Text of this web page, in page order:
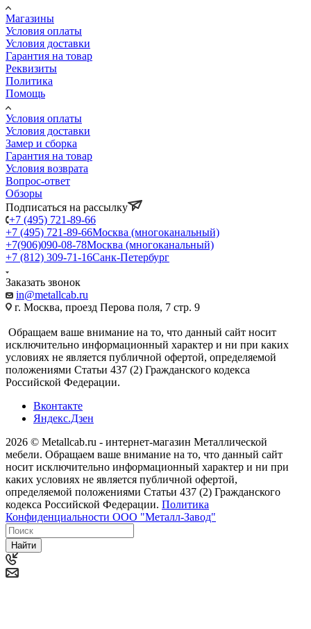
Магазины
Условия оплаты
Условия доставки
Гарантия на товар
Реквизиты
Политика
Помощь
Условия оплаты
Условия доставки
Замер и сборка
Гарантия на товар
Условия возврата
Вопрос-ответ
Обзоры
Подписаться на рассылку
+7 (495) 721-89-66
+7 (495) 721-89-66Москва (многоканальный)
+7(906)090-08-78Москва (многоканальный)
+7 (812) 309-71-16Санк-Петербург
Заказать звонок
in@metallcab.ru
г. Москва, проезд Перова поля, 7 стр. 9
Обращаем ваше внимание на то, что данный сайт носит
исключительно информационный характер и ни при каких
условиях не является публичной офертой, определяемой
положениями Статьи 437 (2) Гражданского кодекса
Российской Федерации.
Вконтакте
Яндекс.Дзен
2026 © Metallcab.ru - интернет-магазин Металлической
мебели. Обращаем ваше внимание на то, что данный сайт
носит исключительно информационный характер и ни при
каких условиях не является публичной офертой,
определяемой положениями Статьи 437 (2) Гражданского
кодекса Российской Федерации. Политика
Конфиденциальности ООО "Металл-Завод"
Найти